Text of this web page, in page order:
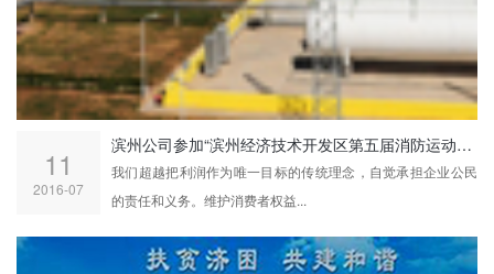
11
2016-07
滨州公司参加“滨州经济技术开发区第五届消防运动会”获佳绩
我们超越把利润作为唯一目标的传统理念，自觉承担企业公民
的责任和义务。维护消费者权益...